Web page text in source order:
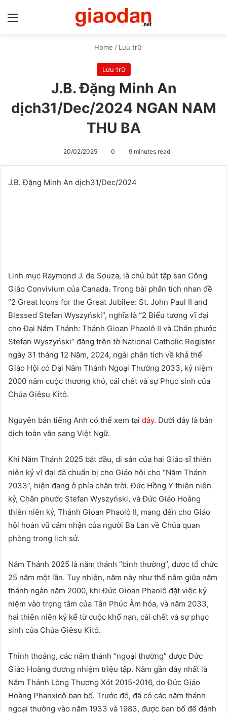
Home / Lưu trữ
Lưu trữ
J.B. Đặng Minh An
dịch31/Dec/2024 NGAN NAM
THU BA
20/02/2025 0 9 minutes read
J.B. Đặng Minh An dịch31/Dec/2024
Linh mục Raymond J. de Souza, là chủ bút tập san Công
Giáo Convivium của Canada. Trong bài phân tích nhan đề
“2 Great Icons for the Great Jubilee: St. John Paul II and
Blessed Stefan Wyszyński”, nghĩa là “2 Biểu tượng vĩ đại
cho Đại Năm Thánh: Thánh Gioan Phaolô II và Chân phước
Stefan Wyszyński” đăng trên tờ National Catholic Register
ngày 31 tháng 12 Năm, 2024, ngài phân tích về khả thể
Giáo Hội có Đại Năm Thánh Ngoại Thường 2033, kỷ niệm
2000 năm cuộc thương khó, cái chết và sự Phục sinh của
Chúa Giêsu Kitô.
Nguyên bản tiếng Anh có thể xem tại đây. Dưới đây là bản
dịch toàn văn sang Việt Ngữ.
Khi Năm Thánh 2025 bắt đầu, di sản của hai Giáo sĩ thiên
niên kỷ vĩ đại đã chuẩn bị cho Giáo hội cho “Năm Thánh
2033”, hiện đang ở phía chân trời. Đức Hồng Y thiên niên
kỷ, Chân phước Stefan Wyszyński, và Đức Giáo Hoàng
thiên niên kỷ, Thánh Gioan Phaolô II, mang đến cho Giáo
hội hoàn vũ cảm nhận của người Ba Lan về Chúa quan
phòng trong lịch sử.
Năm Thánh 2025 là năm thánh “bình thường”, được tổ chức
25 năm một lần. Tuy nhiên, năm này như thể nằm giữa năm
thánh ngàn năm 2000, khi Đức Gioan Phaolô đặt việc kỷ
niệm vào trọng tâm của Tân Phúc Âm hóa, và năm 2033,
hai thiên niên kỷ kể từ cuộc khổ nạn, cái chết và sự phục
sinh của Chúa Giêsu Kitô.
Thỉnh thoảng, các năm thánh “ngoại thường” được Đức
Giáo Hoàng đương nhiệm triệu tập. Năm gần đây nhất là
Năm Thánh Lòng Thương Xót 2015-2016, do Đức Giáo
Hoàng Phanxicô ban bố. Trước đó, đã có các năm thánh
ngoại thường vào năm 1933 và 1983, được ban bố để đánh